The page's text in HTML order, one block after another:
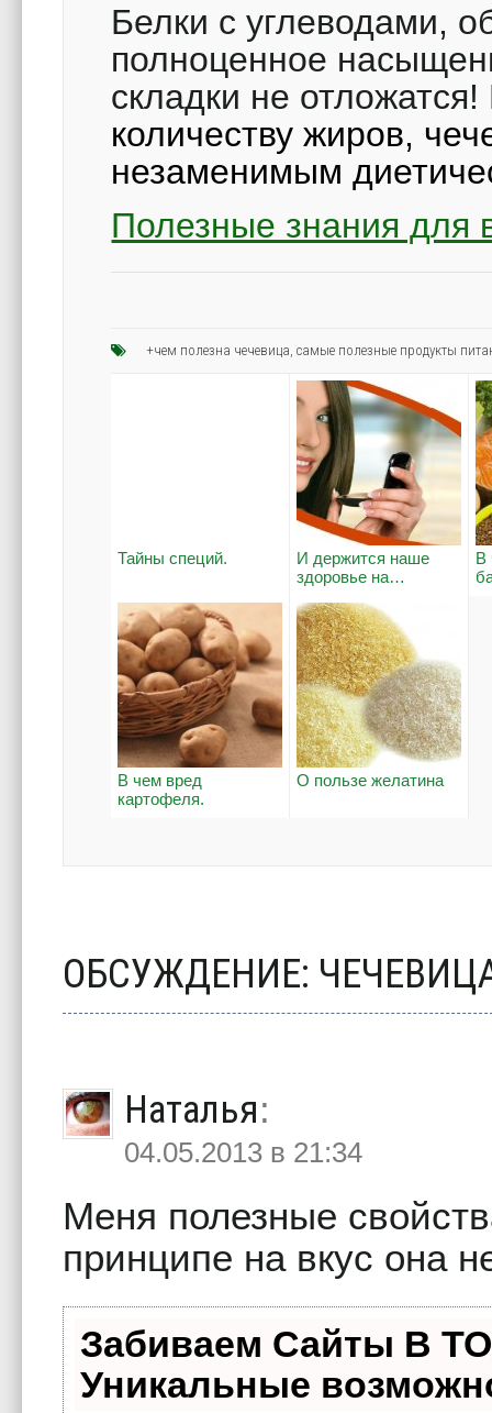
Белки с углеводами,
полноценное
складки не отложатся!
количеству жиров,
незаменимым
Полезные знания для
+чем полезна чечевица ,самые полезные продукты
Тайны специй.
И держится наше
здоровье на…
В
В чем вред
картофеля.
О пользе желатина
ОБСУЖДЕНИЕ:
Наталья:
04.05.2013 в 21:34
Меня полезные
принципе на вкус она
Забиваем Сайты В
Уникальные